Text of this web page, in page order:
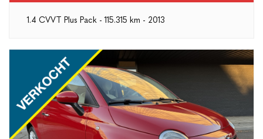
1.4 CVVT Plus Pack - 115.315 km - 2013